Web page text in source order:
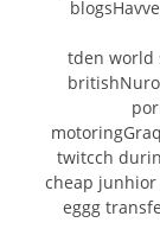
tden world
twitcch
cheap junhior
eggg